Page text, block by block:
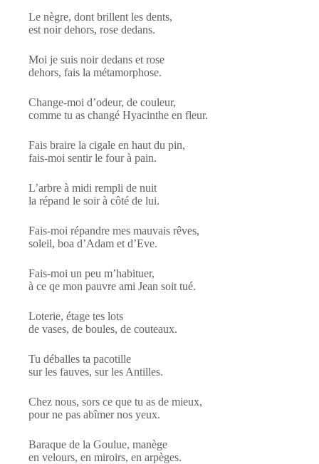
Le nègre, dont brillent les dents,
est noir dehors, rose dedans.
Moi je suis noir dedans et rose
dehors, fais la métamorphose.
Change-moi d’odeur, de couleur,
comme tu as changé Hyacinthe en fleur.
Fais braire la cigale en haut du pin,
fais-moi sentir le four à pain.
L’arbre à midi rempli de nuit
la répand le soir à côté de lui.
Fais-moi répandre mes mauvais rêves,
soleil, boa d’Adam et d’Eve.
Fais-moi un peu m’habituer,
à ce qe mon pauvre ami Jean soit tué.
Loterie, étage tes lots
de vases, de boules, de couteaux.
Tu déballes ta pacotille
sur les fauves, sur les Antilles.
Chez nous, sors ce que tu as de mieux,
pour ne pas abîmer nos yeux.
Baraque de la Goulue, manège
en velours, en miroirs, en arpèges.